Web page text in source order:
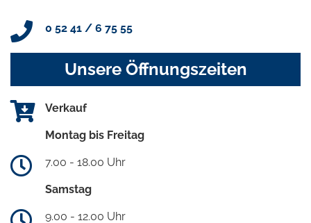
0 52 41 / 6 75 55
Unsere Öffnungszeiten
Verkauf
Montag bis Freitag
7.00 - 18.00 Uhr
Samstag
9.00 - 12.00 Uhr